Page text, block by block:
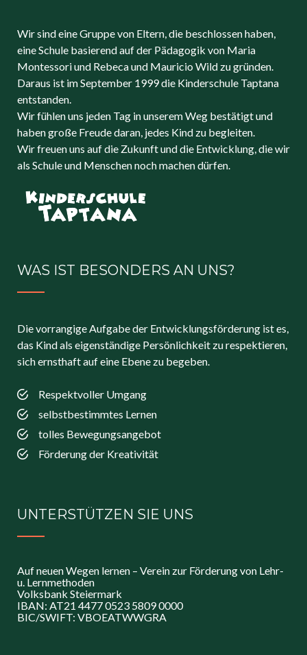
Wir sind eine Gruppe von Eltern, die beschlossen haben,
eine Schule basierend auf der Pädagogik von Maria
Montessori und Rebeca und Mauricio Wild zu gründen.
Daraus ist im September 1999 die Kinderschule Taptana
entstanden.
Wir fühlen uns jeden Tag in unserem Weg bestätigt und
haben große Freude daran, jedes Kind zu begleiten.
Wir freuen uns auf die Zukunft und die Entwicklung, die wir
als Schule und Menschen noch machen dürfen.
WAS IST BESONDERS AN UNS?
Die vorrangige Aufgabe der Entwicklungsförderung ist es,
das Kind als eigenständige Persönlichkeit zu respektieren,
sich ernsthaft auf eine Ebene zu begeben.
Respektvoller Umgang
selbstbestimmtes Lernen
tolles Bewegungsangebot
Förderung der Kreativität
UNTERSTÜTZEN SIE UNS
Auf neuen Wegen lernen – Verein zur Förderung von Lehr-
u. Lernmethoden
Volksbank Steiermark
IBAN: AT21 4477 0523 5809 0000
BIC/SWIFT: VBOEATWWGRA